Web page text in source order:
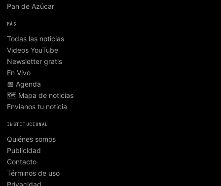
Pan de Azúcar
MÁS
Todas las noticias
Videos YouTube
Newsletter gratis
En Vivo
📅 Agenda
🗺️ Mapa de noticias
Envianos tu noticia
INSTITUCIONAL
Quiénes somos
Publicidad
Contacto
Términos de uso